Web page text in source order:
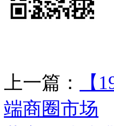
上一篇：
【
端商圈市场